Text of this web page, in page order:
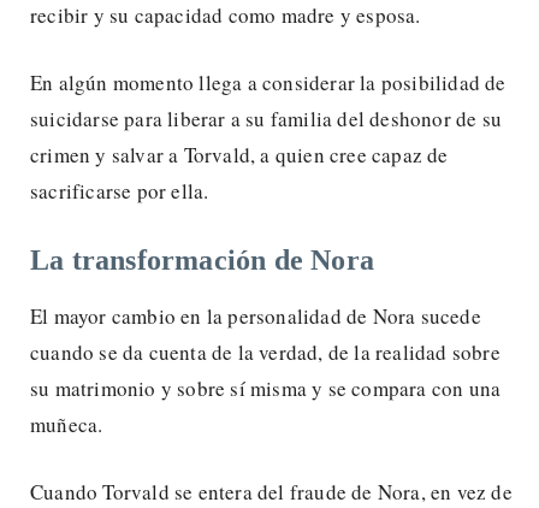
recibir y su capacidad como madre y esposa.
En algún momento llega a considerar la posibilidad de
suicidarse para liberar a su familia del deshonor de su
crimen y salvar a Torvald, a quien cree capaz de
sacrificarse por ella.
La transformación de Nora
El mayor cambio en la personalidad de Nora sucede
cuando se da cuenta de la verdad, de la realidad sobre
su matrimonio y sobre sí misma y se compara con una
muñeca.
Cuando Torvald se entera del fraude de Nora, en vez de